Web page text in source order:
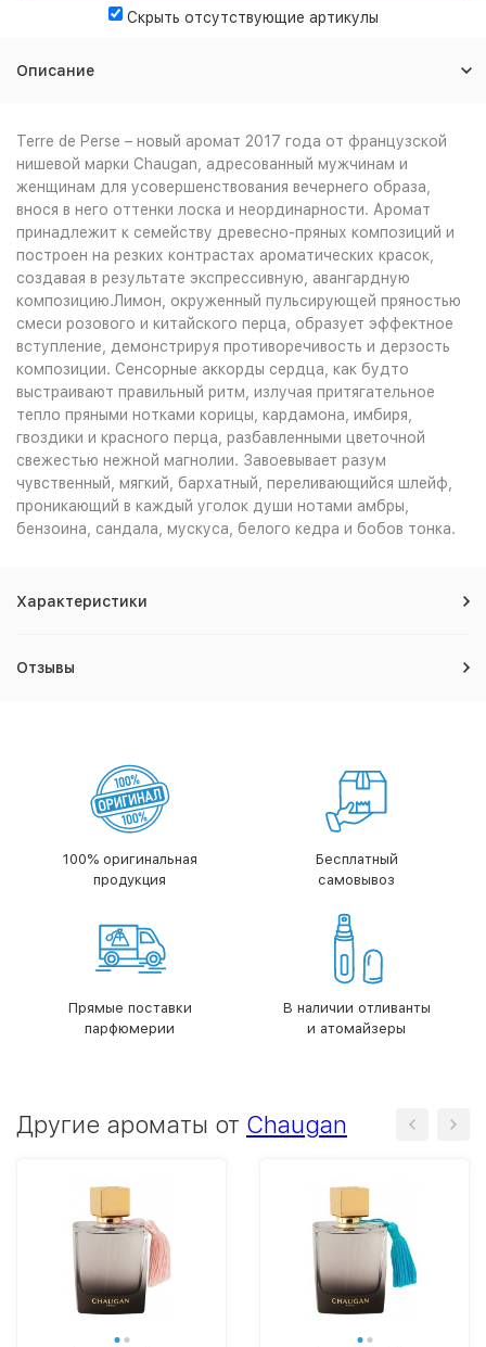
пробник 15мл (отл)
Артикул: 6521711523
6 794₽
Купить
Скрыть отсутствующие артикулы
Описание
Terre de Perse – новый аромат 2017 года от французской
нишевой марки Chaugan, адресованный мужчинам и
женщинам для усовершенствования вечернего образа,
внося в него оттенки лоска и неординарности. Аромат
принадлежит к семейству древесно-пряных композиций и
построен на резких контрастах ароматических красок,
создавая в результате экспрессивную, авангардную
композицию.Лимон, окруженный пульсирующей пряностью
смеси розового и китайского перца, образует эффектное
вступление, демонстрируя противоречивость и дерзость
композиции. Сенсорные аккорды сердца, как будто
выстраивают правильный ритм, излучая притягательное
тепло пряными нотками корицы, кардамона, имбиря,
гвоздики и красного перца, разбавленными цветочной
свежестью нежной магнолии. Завоевывает разум
чувственный, мягкий, бархатный, переливающийся шлейф,
проникающий в каждый уголок души нотами амбры,
бензоина, сандала, мускуса, белого кедра и бобов тонка.
Характеристики
Отзывы
100% оригинальная
продукция
Бесплатный
самовывоз
Прямые поставки
парфюмерии
В наличии отливанты
и атомайзеры
Другие ароматы от Chaugan